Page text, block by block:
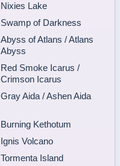
Nixies Lake
Swamp of Darkness
Abyss of Atlans / Atlans
Abyss
Red Smoke Icarus /
Crimson Icarus
Gray Aida / Ashen Aida
Burning Kethotum
Ignis Volcano
Tormenta Island